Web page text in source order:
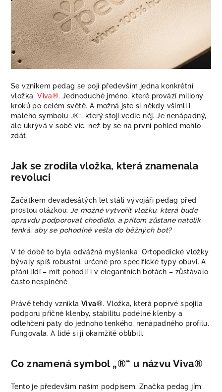
Se vznikem pedag se pojí především jedna konkrétní
vložka.Viva®. Jednoduché jméno, které provází miliony
kroků po celém světě. A možná jste si někdy všimli i
malého symbolu „®“, který stojí vedle něj. Je nenápadný,
ale ukrývá v sobě víc, než by se na první pohled mohlo
zdát.
Jak se zrodila vložka, která znamenala
revoluci
Začátkem devadesátých let stáli vývojáři pedag před
prostou otázkou: Je možné vytvořit vložku, která bude
opravdu podporovat chodidlo, a přitom zůstane natolik
tenká, aby se pohodlně vešla do běžných bot?
V té době to byla odvážná myšlenka. Ortopedické vložky
bývaly spíš robustní, určené pro specifické typy obuvi. A
přání lidí – mít pohodlí i v elegantních botách – zůstávalo
často nesplněné.
Právě tehdy vznikla Viva®. Vložka, která poprvé spojila
podporu příčné klenby, stabilitu podélné klenby a
odlehčení paty do jednoho tenkého, nenápadného profilu.
Fungovala. A lidé si ji okamžitě oblíbili.
Co znamená symbol „®“ u názvu Viva®
Tento je především naším podpisem. Značka pedag jím